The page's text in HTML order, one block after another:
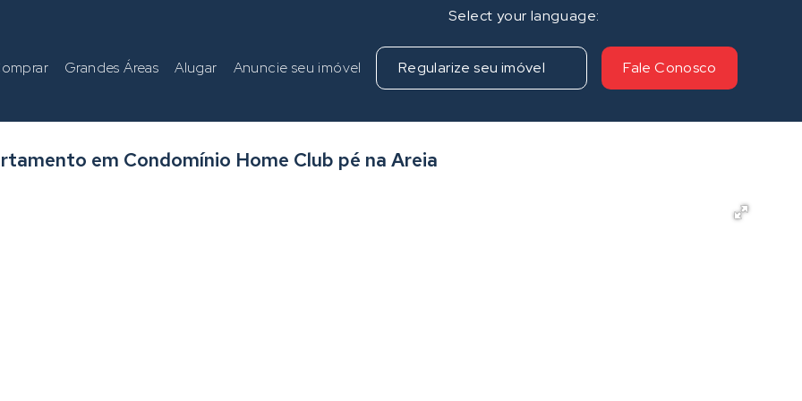
Fale Conosco
Regularize seu imóvel
Anuncie seu imóvel
Alugar
Grandes Áreas
em Condomínio Home Club pé na Areia